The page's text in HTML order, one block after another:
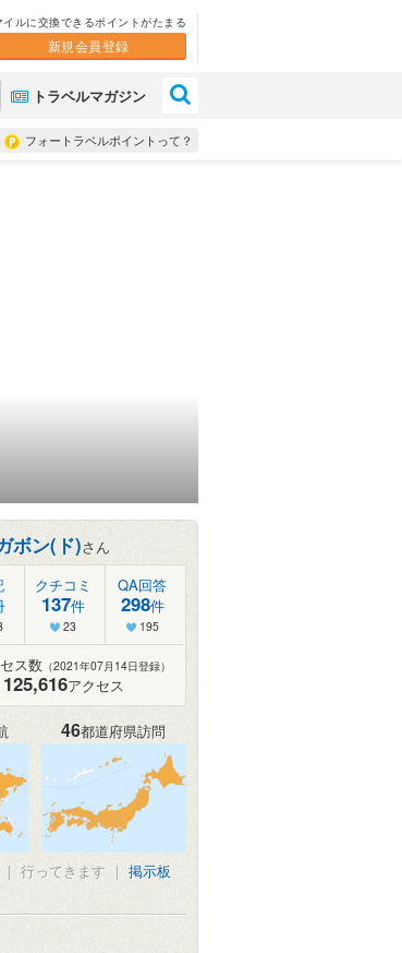
イルに交換できるポイントがたまる
新規会員登録
トラベルマガジン
フォートラベルポイントって？
ボン(ド)さん
クチコミ
137件
23
QA回答
298件
195
ス数 （2021年07月14日登録）
125,616アクセス
46都道府県訪問
| 行ってきます | 掲示板